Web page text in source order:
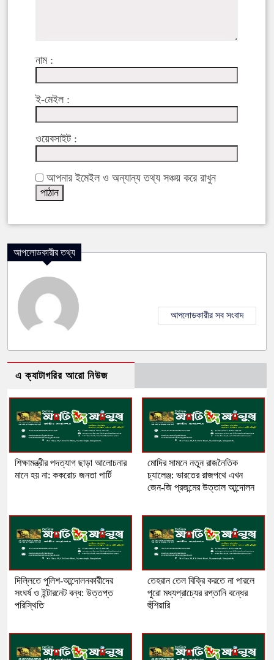
নাম :
ই-মেইল :
ওয়েবসাইট :
আপনার ইমেইল ও অন্যান্য তথ্য সঞ্চয় করে রাখুন
আপলোডকারীর তথ্য
আপলোডকারীর সব সংবাদ
এ ক্যাটাগরির আরো নিউজ
শিক্ষামন্ত্রীর পদত্যাগ ছাড়া আলোচনার
মানে হয় না: ককরোচ জনতা পার্টি
মোদির সামনে নতুন রাজনৈতিক
চ্যালেঞ্জ: ভারতের রাজপথে এখন
জেন-জি প্রজন্মের উত্তাল আন্দোলন
দিল্লিতে পুলিশ-আন্দোলনকারীদের
সংঘর্ষ ও ইন্টারনেট বন্ধ: উত্তপ্ত
পরিস্থিতি
তেহরান তেল বিক্রি করতে না পারলে
পুরো মধ্যপ্রাচ্যের রপ্তানি বন্ধের
হুঁশিয়ারি